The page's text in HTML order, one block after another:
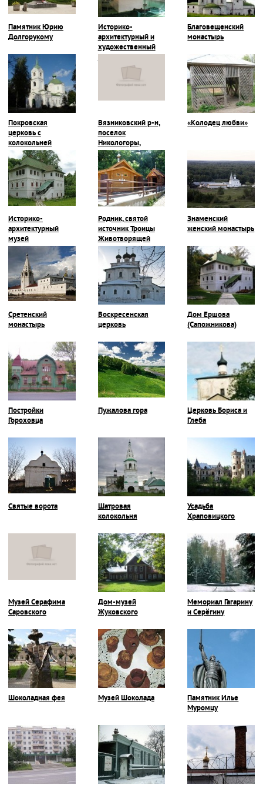
Памятник Юрию
Долгорукому
Историко-
архитектурный и
художественный
Благовещенский
монастырь
Покровская
церковь с
колокольней
Вязниковский р-н,
поселок
Никологоры,
Покровская
церковь
«Колодец любви»
Историко-
архитектурный
музей
Родник, святой
источник Троицы
Животворящей
Знаменский
женский монастырь
Сретенский
монастырь
Воскресенская
церковь
Дом Ершова
(Сапожникова)
Постройки
Гороховца
Пужалова гора
Церковь Бориса и
Глеба
Святые ворота
Шатровая
колокольня
Усадьба
Храповицкого
Музей Серафима
Саровского
Дом-музей
Жуковского
Мемориал Гагарину
и Серёгину
Шоколадная фея Музей Шоколада
Памятник Илье
Муромцу